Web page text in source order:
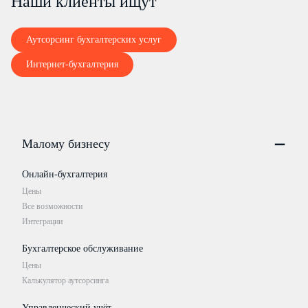
4. Информация об ответственном обособленном подразделении2
4.1. КПП ответственного обособленного подразделения
2 При принятии решения об уплате налога на прибыль организаций в бюджет субъекта Российской Федерации организацией
Достоверность и полноту сведений, указанных на данной
Аутсорсинг бухгалтерских услуг
Интернет-бухгалтерия
Малому бизнесу
Онлайн-бухгалтерия
Цены
Все возможности
Интеграции
Бухгалтерское обслуживание
Цены
Калькулятор аутсорсинга